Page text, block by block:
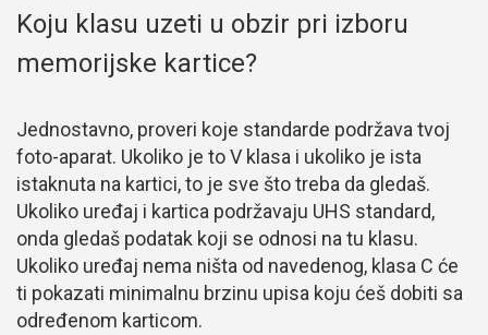
Koju klasu uzeti u obzir pri izboru
memorijske kartice?
Jednostavno, proveri koje standarde podržava tvoj
foto-aparat. Ukoliko je to V klasa i ukoliko je ista
istaknuta na kartici, to je sve što treba da gledaš.
Ukoliko uređaj i kartica podržavaju UHS standard,
onda gledaš podatak koji se odnosi na tu klasu.
Ukoliko uređaj nema ništa od navedenog, klasa C će
ti pokazati minimalnu brzinu upisa koju ćeš dobiti sa
određenom karticom.